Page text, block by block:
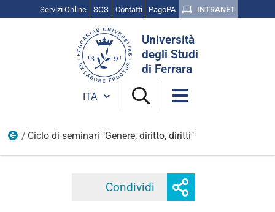
Servizi Online SOS Contatti PagoPA INTRANET
Università
degli Studi
di Ferrara
Cambia lingua
Eventi 2025
Ciclo di seminari "Genere, diritto, diritti"
Condividi Facebook